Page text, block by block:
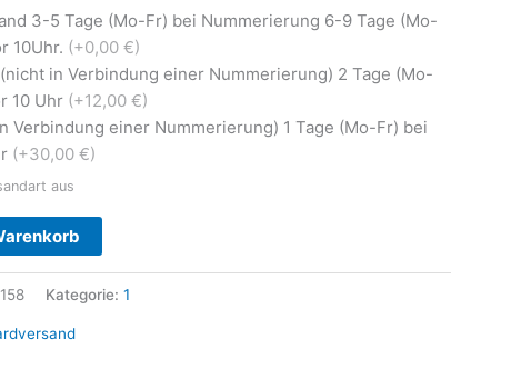
3-5 Tage (Mo-Fr) bei Nummerierung 6-9 Tage (Mo-
10Uhr. (+0,00 €)
in Verbindung einer Nummerierung) 2 Tage (Mo-
10 Uhr (+12,00 €)
Verbindung einer Nummerierung) 1 Tage (Mo-Fr) bei
(+30,00 €)
aus
Kategorie: 1